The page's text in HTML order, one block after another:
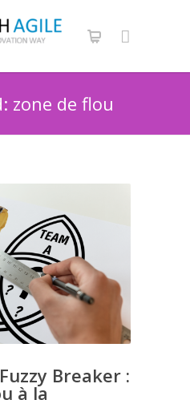
zone de flou
Breaker :
à la